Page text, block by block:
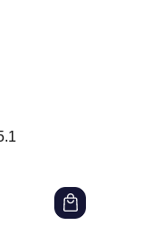
0 von 5 Sternen